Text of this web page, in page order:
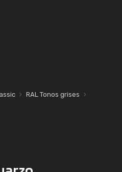
RAL Tonos grises